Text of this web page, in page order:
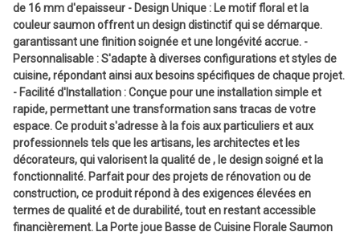
de 16 mm d'epaisseur - Design Unique : Le motif floral et la
couleur saumon offrent un design distinctif qui se démarque.
garantissant une finition soignée et une longévité accrue. -
Personnalisable : S'adapte à diverses configurations et styles de
cuisine, répondant ainsi aux besoins spécifiques de chaque projet.
- Facilité d'Installation : Conçue pour une installation simple et
rapide, permettant une transformation sans tracas de votre
espace. Ce produit s'adresse à la fois aux particuliers et aux
professionnels tels que les artisans, les architectes et les
décorateurs, qui valorisent la qualité de , le design soigné et la
fonctionnalité. Parfait pour des projets de rénovation ou de
construction, ce produit répond à des exigences élevées en
termes de qualité et de durabilité, tout en restant accessible
financièrement. La Porte joue Basse de Cuisine Florale Saumon